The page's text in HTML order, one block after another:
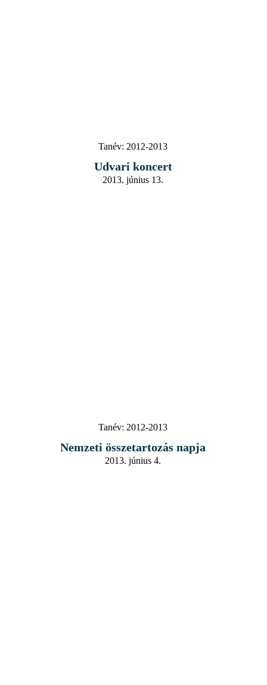
Tanév: 2012-2013
Udvari koncert
2013. június 13.
Tanév: 2012-2013
Nemzeti összetartozás napja
2013. június 4.